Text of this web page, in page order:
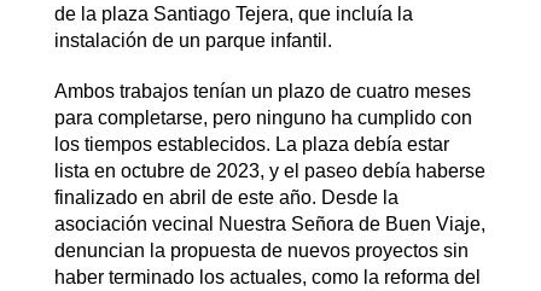
de la plaza Santiago Tejera, que incluía la
instalación de un parque infantil.
Ambos trabajos tenían un plazo de cuatro meses
para completarse, pero ninguno ha cumplido con
los tiempos establecidos. La plaza debía estar
lista en octubre de 2023, y el paseo debía haberse
finalizado en abril de este año. Desde la
asociación vecinal Nuestra Señora de Buen Viaje,
denuncian la propuesta de nuevos proyectos sin
haber terminado los actuales, como la reforma del